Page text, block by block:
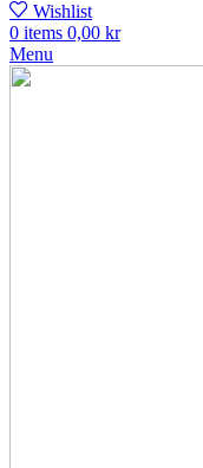
Wishlist
0 items 0,00 kr
Menu